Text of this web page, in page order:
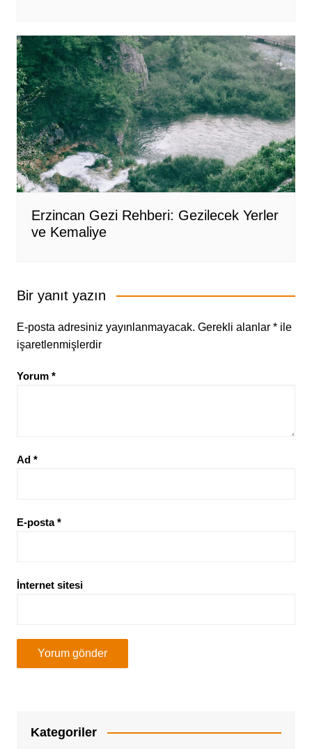
Erzincan Gezi Rehberi: Gezilecek Yerler
ve Kemaliye
Bir yanıt yazın
E-posta adresiniz yayınlanmayacak. Gerekli alanlar *ile
işaretlenmişlerdir
Yorum *
Ad *
E-posta*
İnternet sitesi
Kategoriler